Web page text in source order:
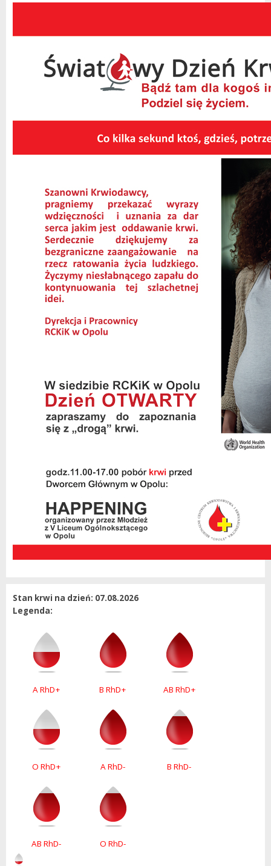
Stan krwi na dzień: 07.08.2026
Legenda:
A RhD+ B RhD+ AB RhD+
O RhD+ A RhD- B RhD-
AB RhD- O RhD-